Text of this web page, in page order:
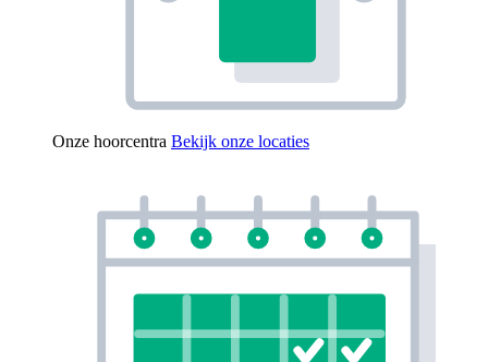
Onze hoorcentra Bekijk onze locaties